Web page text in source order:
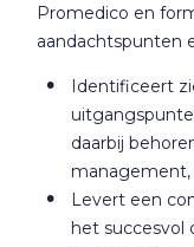
Promedico en
aandachtspunten
Identificeert
daarbij
management,
Levert een
het succesvol